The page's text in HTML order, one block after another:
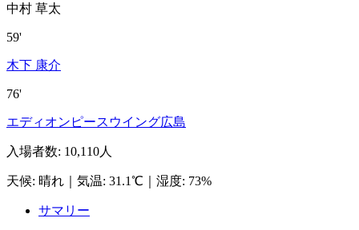
中村 草太
59'
木下 康介
76'
エディオンピースウイング広島
入場者数: 10,110人
天候: 晴れ 気温: 31.1℃ 湿度: 73%
サマリー